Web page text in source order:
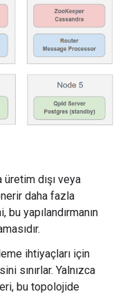
dışı veya
daha fazla
yapılandırmanın
ihtiyaçları için
sınırlar. Yalnızca
bu topolojide